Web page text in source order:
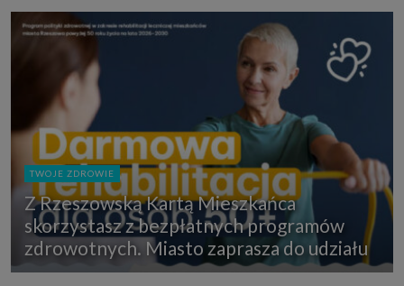
TWOJE ZDROWIE
Z Rzeszowską Kartą Mieszkańca
skorzystasz z bezpłatnych programów
zdrowotnych. Miasto zaprasza do udziału